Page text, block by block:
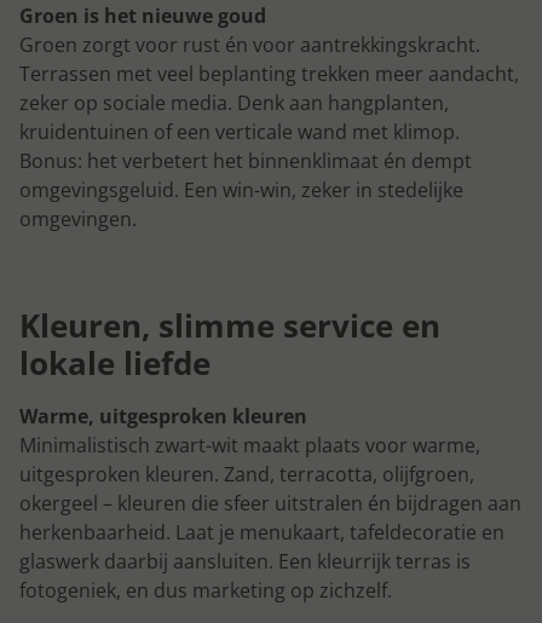
Groen is het nieuwe goud
Groen zorgt voor rust én voor aantrekkingskracht.
Terrassen met veel beplanting trekken meer aandacht,
zeker op sociale media. Denk aan hangplanten,
kruidentuinen of een verticale wand met klimop.
Bonus: het verbetert het binnenklimaat én dempt
omgevingsgeluid. Een win-win, zeker in stedelijke
omgevingen.
Kleuren, slimme service en
lokale liefde
Warme, uitgesproken kleuren
Minimalistisch zwart-wit maakt plaats voor warme,
uitgesproken kleuren. Zand, terracotta, olijfgroen,
okergeel – kleuren die sfeer uitstralen én bijdragen aan
herkenbaarheid. Laat je menukaart, tafeldecoratie en
glaswerk daarbij aansluiten. Een kleurrijk terras is
fotogeniek, en dus marketing op zichzelf.